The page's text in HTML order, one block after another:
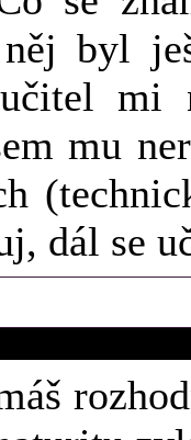
byl
mi
mu
dál se